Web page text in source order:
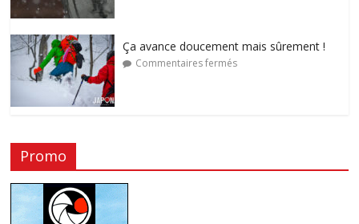
Ça avance doucement mais sûrement !
Commentaires fermés
Promo